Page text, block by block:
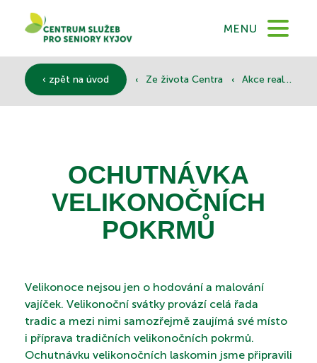
MENU
DOKUMENTY
KONTAKTY
‹ zpět na úvod ‹ Ze života Centra ‹ Akce realizované
OCHUTNÁVKA
VELIKONOČNÍCH
POKRMŮ
Velikonoce nejsou jen o hodování a malování
vajíček. Velikonoční svátky provází celá řada
tradic a mezi nimi samozřejmě zaujímá své místo
i příprava tradičních velikonočních pokrmů.
Ochutnávku velikonočních laskomin jsme připravili